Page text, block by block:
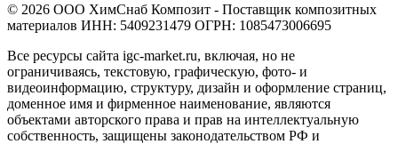
© 2026 ООО ХимСнаб Композит - Поставщик композитных
материалов ИНН: 5409231479 ОГРН: 1085473006695
Все ресурсы сайта igc-market.ru, включая, но не
ограничиваясь, текстовую, графическую, фото- и
видеоинформацию, структуру, дизайн и оформление страниц,
доменное имя и фирменное наименование, являются
объектами авторского права и прав на интеллектуальную
собственность, защищены законодательством РФ и